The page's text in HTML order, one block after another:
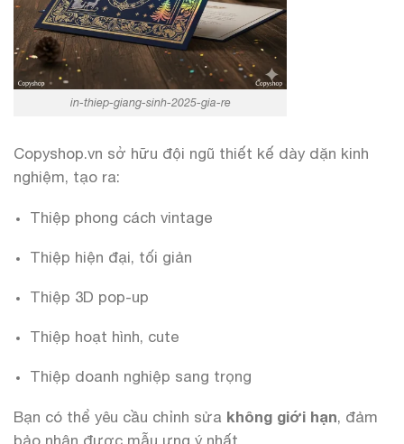
in-thiep-giang-sinh-2025-gia-re
Copyshop.vn sở hữu đội ngũ thiết kế dày dặn kinh
nghiệm, tạo ra:
Thiệp phong cách vintage
Thiệp hiện đại, tối giản
Thiệp 3D pop-up
Thiệp hoạt hình, cute
Thiệp doanh nghiệp sang trọng
Bạn có thể yêu cầu chỉnh sửa không giới hạn, đảm
bảo nhận được mẫu ưng ý nhất.